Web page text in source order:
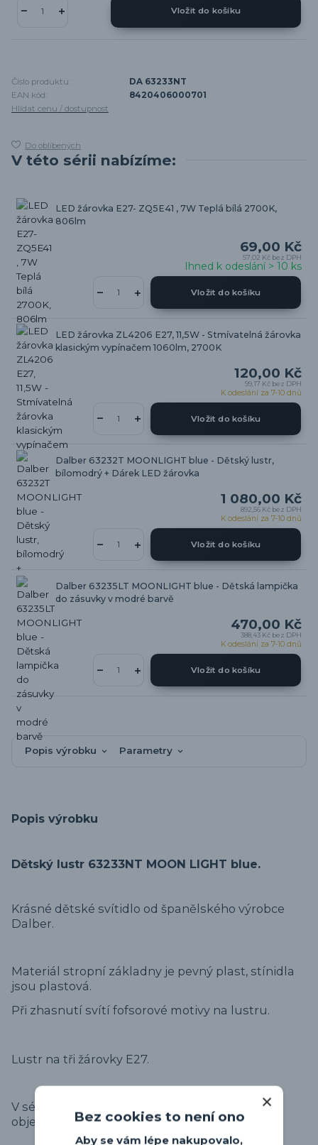
Vložit do košíku
Číslo produktu:
DA 63233NT
EAN kód:
8420406000701
Hlídat cenu / dostupnost
Do oblíbených
V této sérii nabízíme:
LED žárovka E27- ZQ5E41 , 7W Teplá bílá 2700K,
806lm
69,00 Kč
57,02 Kč bez DPH
Ihned k odeslání > 10 ks
Vložit do košíku
LED žárovka ZL4206 E27, 11,5W - Stmívatelná žárovka
klasickým vypínačem 1060lm, 2700K
120,00 Kč
99,17 Kč bez DPH
K odeslání za 7-10 dnů
Vložit do košíku
Dalber 63232T MOONLIGHT blue - Dětský lustr,
bílomodrý + Dárek LED žárovka
1 080,00 Kč
892,56 Kč bez DPH
K odeslání za 7-10 dnů
Vložit do košíku
Dalber 63235LT MOONLIGHT blue - Dětská lampička
do zásuvky v modré barvě
470,00 Kč
388,43 Kč bez DPH
K odeslání za 7-10 dnů
Vložit do košíku
Popis výrobku Parametry
Popis výrobku
Dětský lustr 63233NT MOON LIGHT blue.
Krásné dětské svítidlo od španělského výrobce
Dalber.
Materiál stropní základny je pevný plast, stínidla
jsou plastová.
Při zhasnutí svítí fofsorové motivy na lustru.
Lustr na tři žárovky E27.
V sérii svítidel Dalber - MOON LIGHT je možné
objednat i další svítidla.
Bez cookies to není ono
Aby se vám lépe nakupovalo,